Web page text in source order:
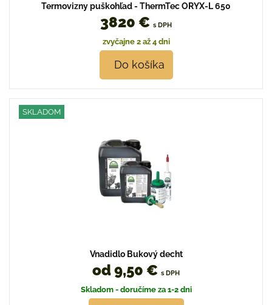
Termovizny puškohľad - ThermTec ORYX-L 650
3820 € s DPH
zvyčajne 2 až 4 dni
Do košíka
SKLADOM
Vnadidlo Bukový decht
od 9,50 € s DPH
Skladom - doručíme za 1-2 dni